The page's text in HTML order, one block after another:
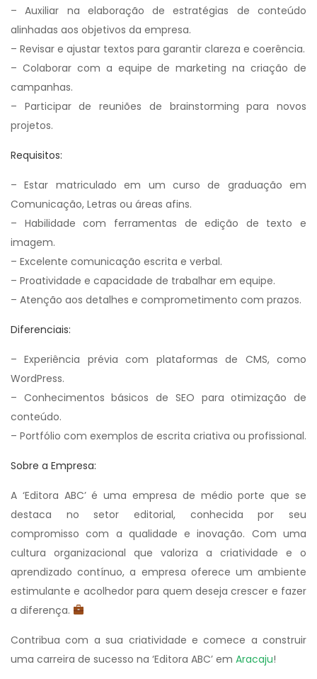
– Auxiliar na elaboração de estratégias de conteúdo
alinhadas aos objetivos da empresa.
– Revisar e ajustar textos para garantir clareza e coerência.
– Colaborar com a equipe de marketing na criação de
campanhas.
– Participar de reuniões de brainstorming para novos
projetos.
Requisitos:
– Estar matriculado em um curso de graduação em
Comunicação, Letras ou áreas afins.
– Habilidade com ferramentas de edição de texto e
imagem.
– Excelente comunicação escrita e verbal.
– Proatividade e capacidade de trabalhar em equipe.
– Atenção aos detalhes e comprometimento com prazos.
Diferenciais:
– Experiência prévia com plataformas de CMS, como
WordPress.
– Conhecimentos básicos de SEO para otimização de
conteúdo.
– Portfólio com exemplos de escrita criativa ou profissional.
Sobre a Empresa:
A ‘Editora ABC’ é uma empresa de médio porte que se
destaca no setor editorial, conhecida por seu
compromisso com a qualidade e inovação. Com uma
cultura organizacional que valoriza a criatividade e o
aprendizado contínuo, a empresa oferece um ambiente
estimulante e acolhedor para quem deseja crescer e fazer
a diferença.
Contribua com a sua criatividade e comece a construir
uma carreira de sucesso na ‘Editora ABC’ em Aracaju!